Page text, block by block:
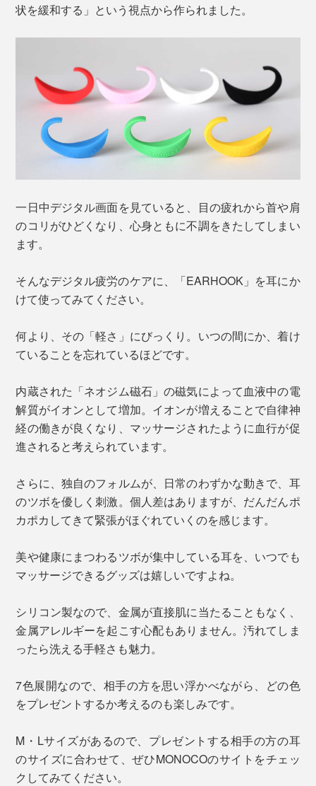
状を緩和する」という視点から作られました。
一日中デジタル画面を見ていると、目の疲れから首や肩
のコリがひどくなり、心身ともに不調をきたしてしまい
ます。
そんなデジタル疲労のケアに、「EARHOOK」を耳にか
けて使ってみてください。
何より、その「軽さ」にびっくり。いつの間にか、着け
ていることを忘れているほどです。
内蔵された「ネオジム磁石」の磁気によって血液中の電
解質がイオンとして増加。イオンが増えることで自律神
経の働きが良くなり、マッサージされたように血行が促
進されると考えられています。
さらに、独自のフォルムが、日常のわずかな動きで、耳
のツボを優しく刺激。個人差はありますが、だんだんポ
カポカしてきて緊張がほぐれていくのを感じます。
美や健康にまつわるツボが集中している耳を、いつでも
マッサージできるグッズは嬉しいですよね。
シリコン製なので、金属が直接肌に当たることもなく、
金属アレルギーを起こす心配もありません。汚れてしま
ったら洗える手軽さも魅力。
7色展開なので、相手の方を思い浮かべながら、どの色
をプレゼントするか考えるのも楽しみです。
M・Lサイズがあるので、プレゼントする相手の方の耳
のサイズに合わせて、ぜひMONOCOのサイトをチェッ
クしてみてください。